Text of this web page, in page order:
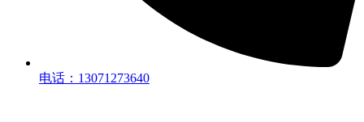
电话：13071273640